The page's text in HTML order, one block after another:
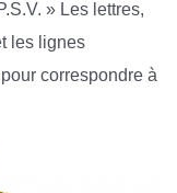
» Les lettres,
les lignes
correspondre à